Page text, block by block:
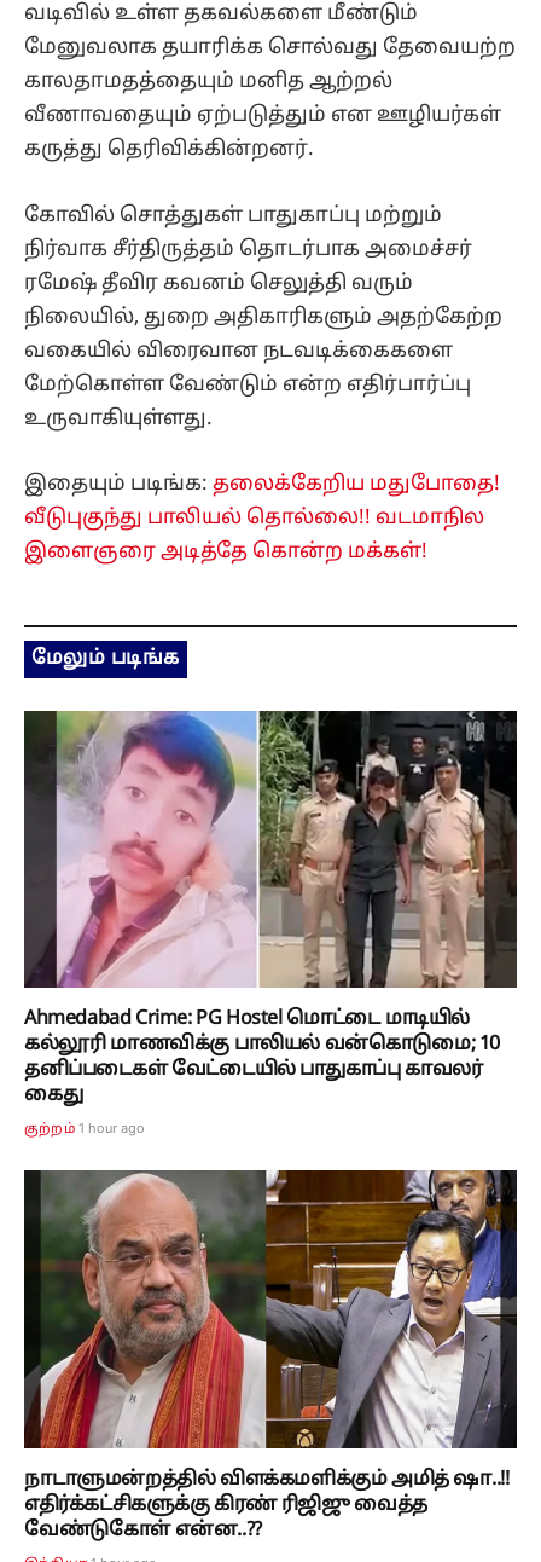
வடிவில் உள்ள தகவல்களை மீண்டும்
மேனுவலாக தயாரிக்க சொல்வது தேவையற்ற
காலதாமதத்தையும் மனித ஆற்றல்
வீணாவதையும் ஏற்படுத்தும் என ஊழியர்கள்
கருத்து தெரிவிக்கின்றனர்.
கோவில் சொத்துகள் பாதுகாப்பு மற்றும்
நிர்வாக சீர்திருத்தம் தொடர்பாக அமைச்சர்
ரமேஷ் தீவிர கவனம் செலுத்தி வரும்
நிலையில், துறை அதிகாரிகளும் அதற்கேற்ற
வகையில் விரைவான நடவடிக்கைகளை
மேற்கொள்ள வேண்டும் என்ற எதிர்பார்ப்பு
உருவாகியுள்ளது.
இதையும் படிங்க: தலைக்கேறிய மதுபோதை!
வீடுபுகுந்து பாலியல் தொல்லை!! வடமாநில
இளைஞரை அடித்தே கொன்ற மக்கள்!
மேலும் படிங்க
Ahmedabad Crime: PG Hostel மொட்டை மாடியில்
கல்லூரி மாணவிக்கு பாலியல் வன்கொடுமை; 10
தனிப்படைகள் வேட்டையில் பாதுகாப்பு காவலர்
கைது
குற்றம் 1 hour ago
நாடாளுமன்றத்தில் விளக்கமளிக்கும் அமித் ஷா..!!
எதிர்க்கட்சிகளுக்கு கிரண் ரிஜிஜு வைத்த
வேண்டுகோள் என்ன..??